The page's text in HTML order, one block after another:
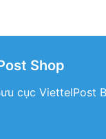
Shop
cục